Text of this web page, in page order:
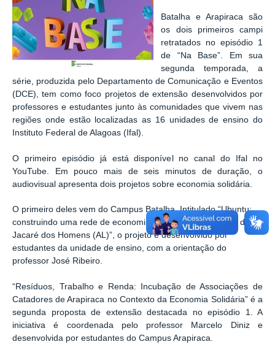
Batalha e Arapiraca são
os dois primeiros campi
retratados no episódio 1
de “Na Base”. Em sua
segunda temporada, a
série, produzida pelo Departamento de Comunicação e Eventos
(DCE), tem como foco projetos de extensão desenvolvidos por
professores e estudantes junto às comunidades que vivem nas
regiões onde estão localizadas as 16 unidades de ensino do
Instituto Federal de Alagoas (Ifal).
O primeiro episódio já está disponível no canal do Ifal no
YouTube. Em pouco mais de seis minutos de duração, o
audiovisual apresenta dois projetos sobre economia solidária.
O primeiro deles vem do Campus Batalha. Intitulado “Ubuntu:
construindo uma rede de economia solidária no município de
Jacaré dos Homens (AL)”, o projeto é desenvolvido por
estudantes da unidade de ensino, com a orientação do
professor José Ribeiro.
“Resíduos, Trabalho e Renda: Incubação de Associações de
Catadores de Arapiraca no Contexto da Economia Solidária” é a
segunda proposta de extensão destacada no episódio 1. A
iniciativa é coordenada pelo professor Marcelo Diniz e
desenvolvida por estudantes do Campus Arapiraca.